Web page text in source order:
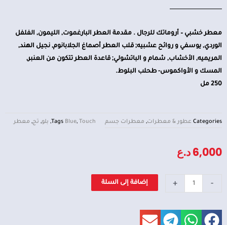
معطر خشبي – أروماتك للرجال . مقدمة العطر البارغموت, الليمون, الفلفل
الوردي, يوسفي و روائح عشبيه; قلب العطر أصماغ الجلابانوم, نجيل الهند,
المريميه, الأخشاب, شمام و الباتشولي; قاعدة العطر تتكون من العنبر,
المسك و الأواكموس- طحلب البلوط.
250 مل
Categories عطور & معطرات, معطرات جسم Tags Blue, Touch
, بلو, تج, معطر
6,000د.ع
-
تج
+ إضافة إلى السلة